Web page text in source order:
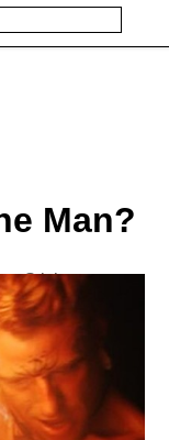
Man?
Stichworte
Warenkorb